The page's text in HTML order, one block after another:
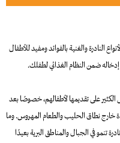
النادرة والغنية بالفوائد ومفيد للأطفال
ضمن النظام الغذائي لطفلك.
على تقديمها لأطفالهم، خصوصًا بعد
نطاق الحليب والطعام المهروس. وما
تنمو في الجبال والمناطق البرية بعيدًا